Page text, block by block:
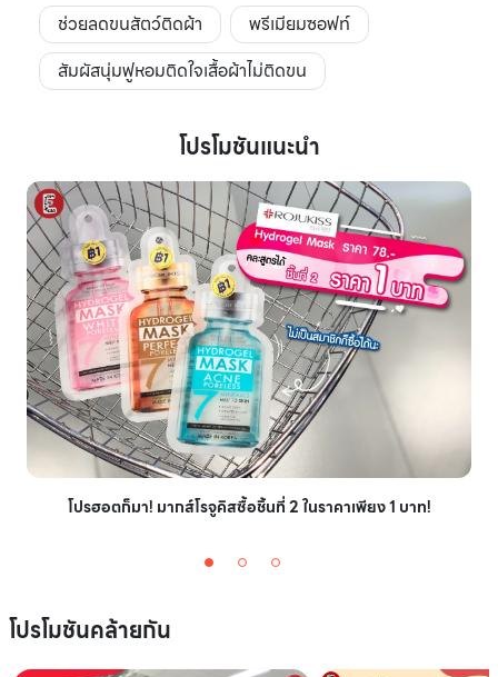
ช่วยลดขนสัตว์ติดผ้า
พรีเมียมซอฟท์
สัมผัสนุ่มฟูหอมติดใจเสื้อผ้าไม่ติดขน
โปรโมชันแนะนำ
โปรฮอตก็มา! มากส์โรจูคิสซื้อชิ้นที่ 2 ในราคาเพียง 1 บาท!
โปรโมชันคล้ายกัน